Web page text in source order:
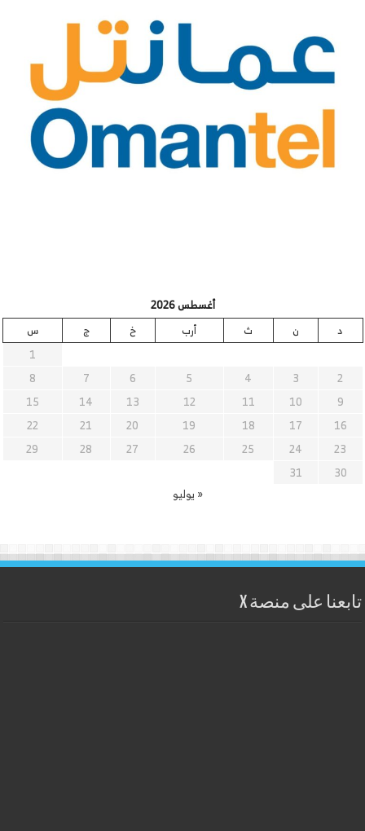
أغسطس 2026
د
ن ث أرب خ ج
س
1
2
3
4
5
6
7
8
9
10
11
12
13
14
15
16
17
18
19
20
21
22
23
24
25
26
27
28
29
30
31
« يوليو
تابعنا على منصة X